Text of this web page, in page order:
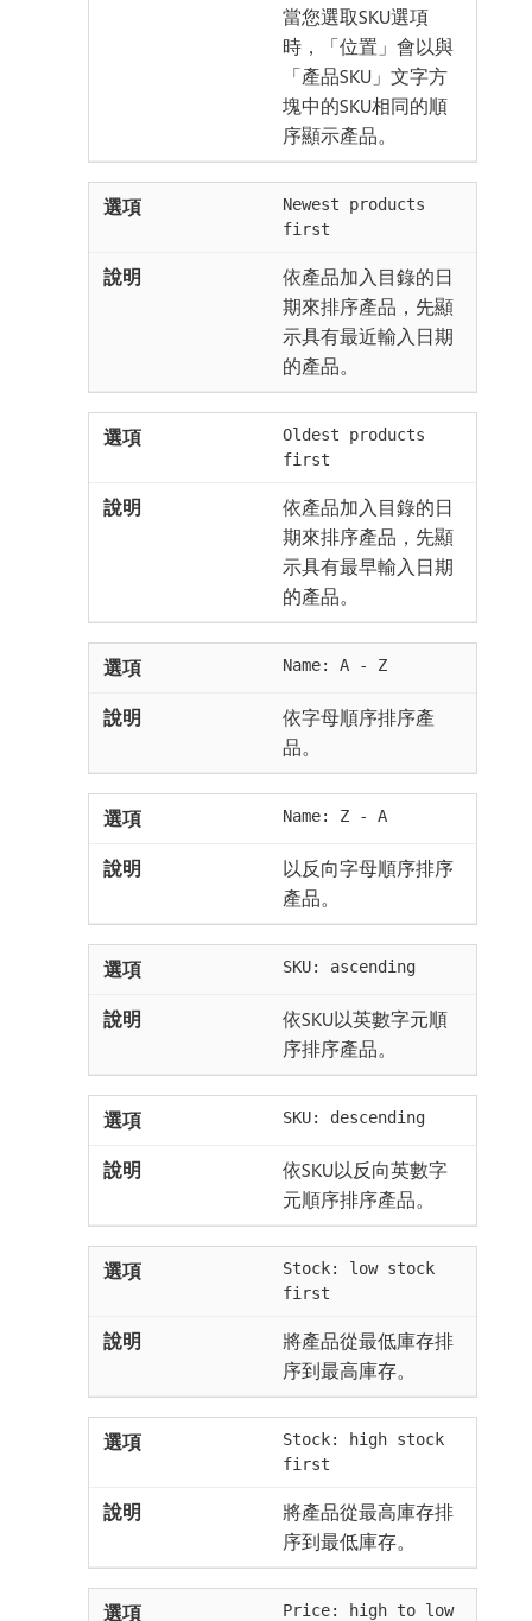
當您選取SKU選項
時，「位置」會以與
「產品SKU」文字方
塊中的SKU相同的順
序顯示產品。
Newest products
first
依產品加入目錄的日
期來排序產品，先顯
示具有最近輸入日期
的產品。
Oldest products
first
依產品加入目錄的日
期來排序產品，先顯
示具有最早輸入日期
的產品。
Name: A - Z
依字母順序排序產
品。
Name: Z - A
以反向字母順序排序
產品。
SKU: ascending
依SKU以英數字元順
序排序產品。
SKU: descending
依SKU以反向英數字
元順序排序產品。
Stock: low stock
first
將產品從最低庫存排
序到最高庫存。
Stock: high stock
first
將產品從最高庫存排
序到最低庫存。
Price: high to low